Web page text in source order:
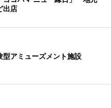
出店
型アミューズメント施設